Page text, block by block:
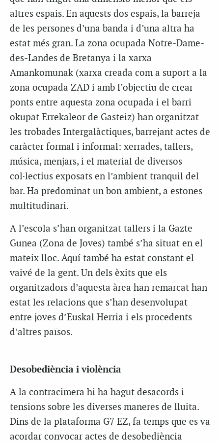
altres espais. En aquests dos espais, la barreja
de les persones d’una banda i d’una altra ha
estat més gran. La zona ocupada Notre-Dame-
des-Landes de Bretanya i la xarxa
Amankomunak (xarxa creada com a suport a la
zona ocupada ZAD i amb l’objectiu de crear
ponts entre aquesta zona ocupada i el barri
okupat Errekaleor de Gasteiz) han organitzat
les trobades Intergalàctiques, barrejant actes de
caràcter formal i informal: xerrades, tallers,
música, menjars, i el material de diversos
col·lectius exposats en l’ambient tranquil del
bar. Ha predominat un bon ambient, a estones
multitudinari.
A l’escola s’han organitzat tallers i la Gazte
Gunea (Zona de Joves) també s’ha situat en el
mateix lloc. Aquí també ha estat constant el
vaivé de la gent. Un dels èxits que els
organitzadors d’aquesta àrea han remarcat han
estat les relacions que s’han desenvolupat
entre joves d’Euskal Herria i els procedents
d’altres països.
Desobediència i violència
A la contracimera hi ha hagut desacords i
tensions sobre les diverses maneres de lluita.
Dins de la plataforma G7 EZ, fa temps que es va
acordar convocar actes de desobediència